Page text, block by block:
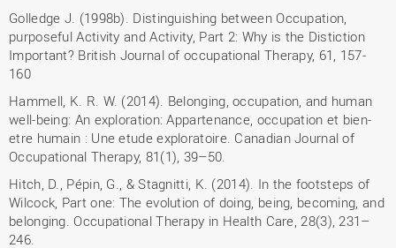
Golledge J. (1998b). Distinguishing between Occupation,
purposeful Activity and Activity, Part 2: Why is the Distiction
Important? British Journal of occupational Therapy, 61, 157-
160
Hammell, K. R. W. (2014). Belonging, occupation, and human
well-being: An exploration: Appartenance, occupation et bien-
etre humain : Une etude exploratoire. Canadian Journal of
Occupational Therapy, 81(1), 39–50.
Hitch, D., Pépin, G., & Stagnitti, K. (2014). In the footsteps of
Wilcock, Part one: The evolution of doing, being, becoming, and
belonging. Occupational Therapy in Health Care, 28(3), 231–
246.